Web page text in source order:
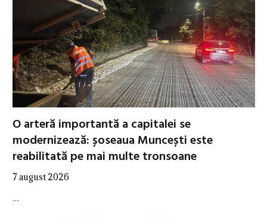
O arteră importantă a capitalei se
modernizează: șoseaua Muncești este
reabilitată pe mai multe tronsoane
7 august 2026
…